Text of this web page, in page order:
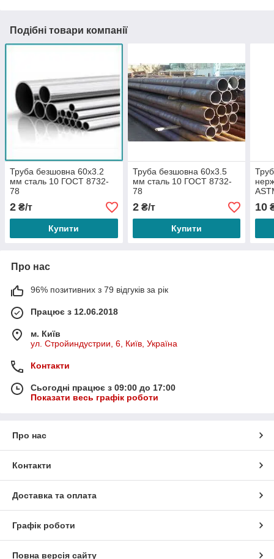
Подібні товари компанії
Труба безшовна 60х3.2
мм сталь 10 ГОСТ 8732-
78
2 ₴/т
Купити
Труба безшовна 60х3.5
мм сталь 10 ГОСТ 8732-
78
2₴/т
Купити
10
Про нас
96% позитивних з 79 відгуків за рік
Працює з 12.06.2018
м. Київ
ул. Стройиндустрии, 6, Київ, Україна
Контакти
Сьогодні працює з 09:00 до 17:00
Показати весь графік роботи
Про нас
Контакти
Доставка та оплата
Графік роботи
Повна версія сайту